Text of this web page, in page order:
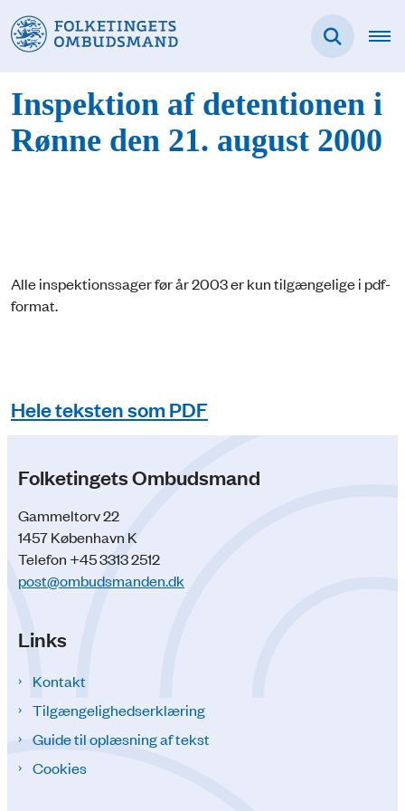
Inspektion af detentionen i
Rønne den 21. august 2000
Alle inspektionssager før år 2003 er kun tilgængelige i pdf-
format.
Hele teksten som PDF
Folketingets Ombudsmand
Gammeltorv 22
1457 København K
Telefon +45 3313 2512
post@ombudsmanden.dk
Links
Kontakt
Tilgængelighedserklæring
Guide til oplæsning af tekst
Cookies